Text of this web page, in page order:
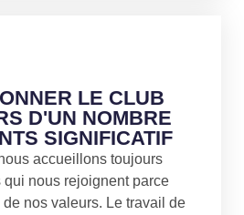
LE CLUB
D'UN NOMBRE
SIGNIFICATIF
accueillons toujours
qui nous rejoignent parce
de nos valeurs. Le travail de